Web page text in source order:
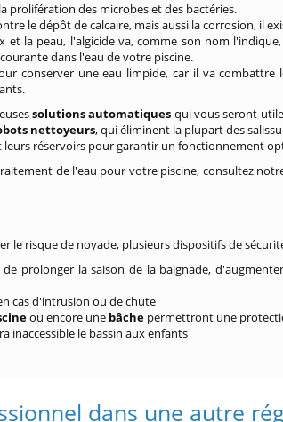
prolifération des microbes et des bactéries.
le dépôt de calcaire, mais aussi la corrosion, il
la peau, l'algicide va, comme son nom
dans l'eau de votre piscine.
conserver une eau limpide, car il va combattre
solutions automatiques qui vous seront
nettoyeurs, qui éliminent la plupart des
réservoirs pour garantir un fonctionnement
de l'eau pour votre piscine, consultez
le risque de noyade, plusieurs dispositifs de
prolonger la saison de la baignade,
cas d'intrusion ou de chute
ou encore une bâche permettront une
inaccessible le bassin aux enfants
dans une autre